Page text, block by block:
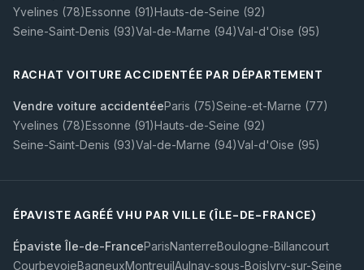
Yvelines (78)Essonne (91)Hauts-de-Seine (92)
Seine-Saint-Denis (93)Val-de-Marne (94)Val-d'Oise (95)
RACHAT VOITURE ACCIDENTÉE PAR DÉPARTEMENT
Vendre voiture accidentéeParis (75)Seine-et-Marne (77)
Yvelines (78)Essonne (91)Hauts-de-Seine (92)
Seine-Saint-Denis (93)Val-de-Marne (94)Val-d'Oise (95)
ÉPAVISTE AGRÉÉ VHU PAR VILLE (ÎLE-DE-FRANCE)
Épaviste Île-de-FranceParisNanterreBoulogne-Billancourt
CourbevoieBagneuxMontreuilAulnay-sous-BoisIvry-sur-Seine